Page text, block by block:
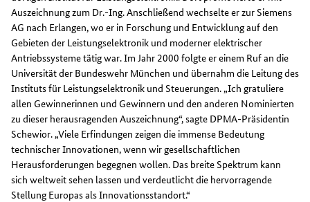
Auszeichnung zum Dr.-Ing. Anschließend wechselte er zur Siemens
AG nach Erlangen, wo er in Forschung und Entwicklung auf den
Gebieten der Leistungselektronik und moderner elektrischer
Antriebssysteme tätig war. Im Jahr 2000 folgte er einem Ruf an die
Universität der Bundeswehr München und übernahm die Leitung des
Instituts für Leistungselektronik und Steuerungen. „Ich gratuliere
allen Gewinnerinnen und Gewinnern und den anderen Nominierten
zu dieser herausragenden Auszeichnung“, sagte DPMA-Präsidentin
Schewior. „Viele Erfindungen zeigen die immense Bedeutung
technischer Innovationen, wenn wir gesellschaftlichen
Herausforderungen begegnen wollen. Das breite Spektrum kann
sich weltweit sehen lassen und verdeutlicht die hervorragende
Stellung Europas als Innovationsstandort.“